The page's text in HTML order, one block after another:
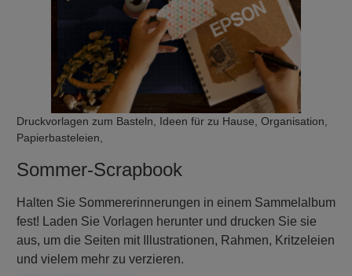
Druckvorlagen zum Basteln, Ideen für zu Hause, Organisation,
Papierbasteleien,
Sommer-Scrapbook
Halten Sie Sommererinnerungen in einem Sammelalbum
fest! Laden Sie Vorlagen herunter und drucken Sie sie
aus, um die Seiten mit Illustrationen, Rahmen, Kritzeleien
und vielem mehr zu verzieren.